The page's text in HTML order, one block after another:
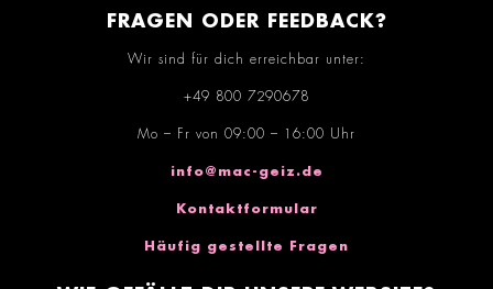
FRAGEN ODER FEEDBACK?
Wir sind für dich erreichbar unter:
+49 800 7290678
Mo – Fr von 09:00 – 16:00 Uhr
info@mac-geiz.de
Kontaktformular
Häufig gestellte Fragen